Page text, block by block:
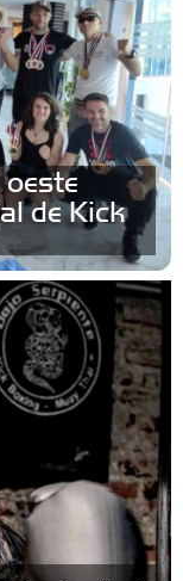
de Kick